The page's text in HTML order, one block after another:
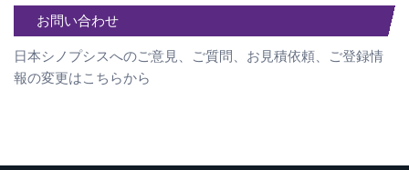
お問い合わせ
日本シノプシスへのご意見、ご質問、お見積依頼、ご登録情
報の変更はこちらから